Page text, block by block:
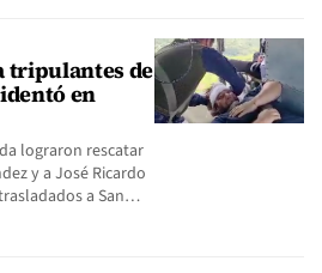
tripulantes de
en
lograron rescatar
y a José Ricardo
a San…